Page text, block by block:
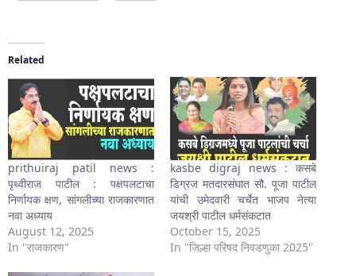
Related
prithuiraj patil news :
पृथ्वीराज पाटील : पक्षपलटाचा
निर्णायक क्षण, सांगलीच्या राजकारणात
नवा अध्याय
August 12, 2025
In "राजकारण"
kasbe digraj news : कसबे
डिग्रज मतदारसंघात सौ. पूजा पाटील
यांची उमेदवारी चर्चेत भाजप नेत्या
जयश्री पाटील धर्मसंकटात
October 15, 2025
In "जिल्हा परिषद निवडणुका 2025"